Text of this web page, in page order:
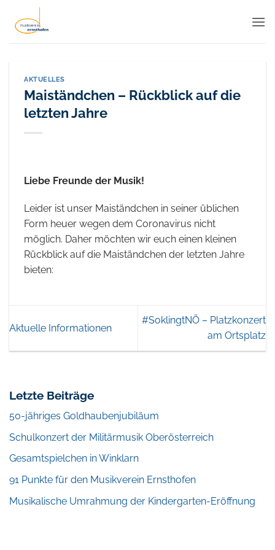
Inhalt
springen
AKTUELLES
Maiständchen – Rückblick auf die
letzten Jahre
Liebe Freunde der Musik!
Leider ist unser Maiständchen in seiner üblichen
Form heuer wegen dem Coronavirus nicht
möglich. Daher möchten wir euch einen kleinen
Rückblick auf die Maiständchen der letzten Jahre
bieten:
Aktuelle Informationen
#SoklingtNÖ – Platzkonzert
am Ortsplatz
Letzte Beiträge
50-jähriges Goldhaubenjubiläum
Schulkonzert der Militärmusik Oberösterreich
Gesamtspielchen in Winklarn
91 Punkte für den Musikverein Ernsthofen
Musikalische Umrahmung der Kindergarten-Eröffnung